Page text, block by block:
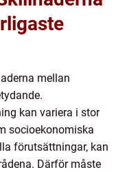
mellan
kan variera i stor
socioekonomiska
förutsättningar, kan
Därför måste